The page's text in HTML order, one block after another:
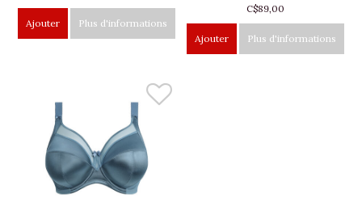
Ajouter Plus d'informations
C$89,00
Ajouter Plus d'informations